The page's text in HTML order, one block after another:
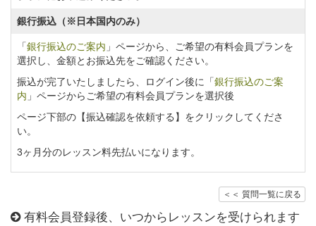
銀行振込（※日本国内のみ）
「銀行振込のご案内 」ページから、ご希望の有料会員プランを
選択し、金額とお振込先をご確認ください。
振込が完了いたしましたら、ログイン後に「銀行振込のご案
内 」ページからご希望の有料会員プランを選択後
ページ下部の【振込確認を依頼する】をクリックしてくださ
い。
3ヶ月分のレッスン料先払いになります。
＜＜ 質問一覧に戻る
有料会員登録後、いつからレッスンを受けられます